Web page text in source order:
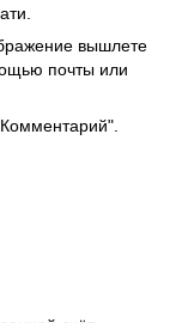
вышлете
почты или